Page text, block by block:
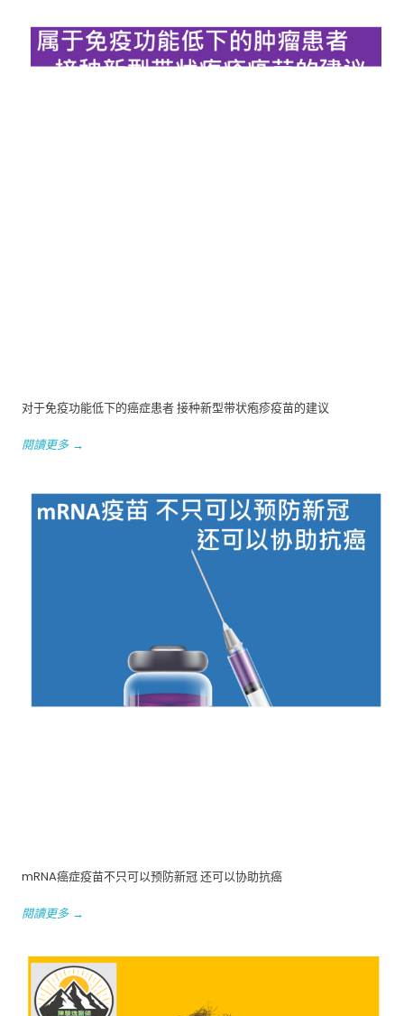
对于免疫功能低下的癌症患者 接种新型带状疱疹疫苗的建议
閱讀更多 →
mRNA癌症疫苗不只可以预防新冠 还可以协助抗癌
閱讀更多 →